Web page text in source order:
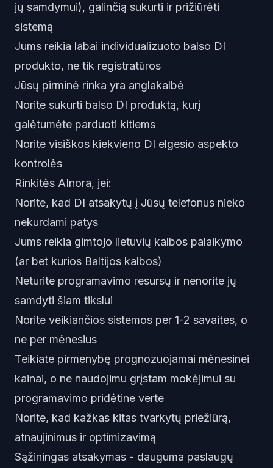
jų samdymui), galinčią sukurti ir prižiūrėti
sistemą
Jums reikia labai individualizuoto balso DI
produkto, ne tik registratūros
Jūsų pirminė rinka yra anglakalbė
Norite sukurti balso DI produktą, kurį
galėtumėte parduoti kitiems
Norite visiškos kiekvieno DI elgesio aspekto
kontrolės
Rinkitės AInora, jei:
Norite, kad DI atsakytų į Jūsų telefonus nieko
nekurdami patys
Jums reikia gimtojo lietuvių kalbos palaikymo
(ar bet kurios Baltijos kalbos)
Neturite programavimo resursų ir nenorite jų
samdyti šiam tikslui
Norite veikiančios sistemos per 1-2 savaites, o
ne per mėnesius
Teikiate pirmenybę prognozuojamai mėnesinei
kainai, o ne naudojimu grįstam mokėjimui su
programavimo pridėtine verte
Norite, kad kažkas kitas tvarkytų priežiūrą,
atnaujinimus ir optimizavimą
Sąžiningas atsakymas - dauguma paslaugų